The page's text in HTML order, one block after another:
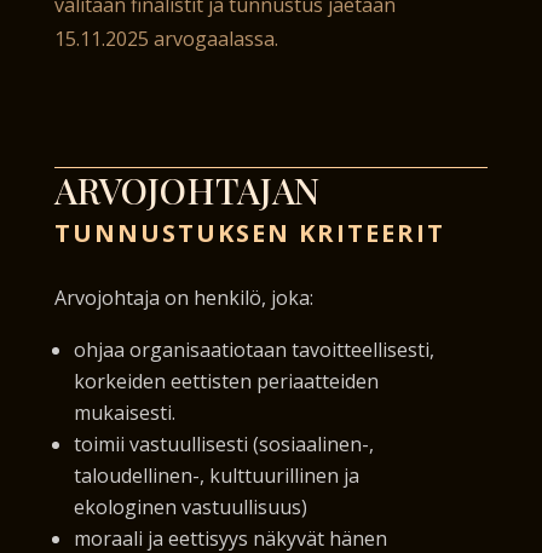
15.11.2025 arvogaalassa.
ARVOJOHTAJAN
TUNNUSTUKSEN KRITEERIT
Arvojohtaja on henkilö, joka:
ohjaa organisaatiotaan tavoitteellisesti,
korkeiden eettisten periaatteiden
mukaisesti.
toimii vastuullisesti (sosiaalinen-,
taloudellinen-, kulttuurillinen ja
ekologinen vastuullisuus)
moraali ja eettisyys näkyvät hänen